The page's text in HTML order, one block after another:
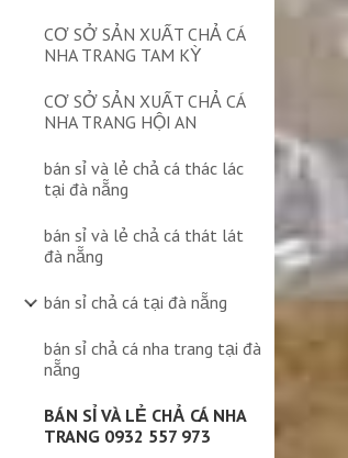
CƠ SỞ SẢN XUẤT CHẢ CÁ
NHA TRANG TAM KỲ
CƠ SỞ SẢN XUẤT CHẢ CÁ
NHA TRANG HỘI AN
bán sỉ và lẻ chả cá thác lác
tại đà nẵng
bán sỉ và lẻ chả cá thát lát
đà nẵng
bán sỉ chả cá tại đà nẵng
bán sỉ chả cá nha trang tại đà
nẵng
BÁN SỈ VÀ LẺ CHẢ CÁ NHA
TRANG 0932 557 973